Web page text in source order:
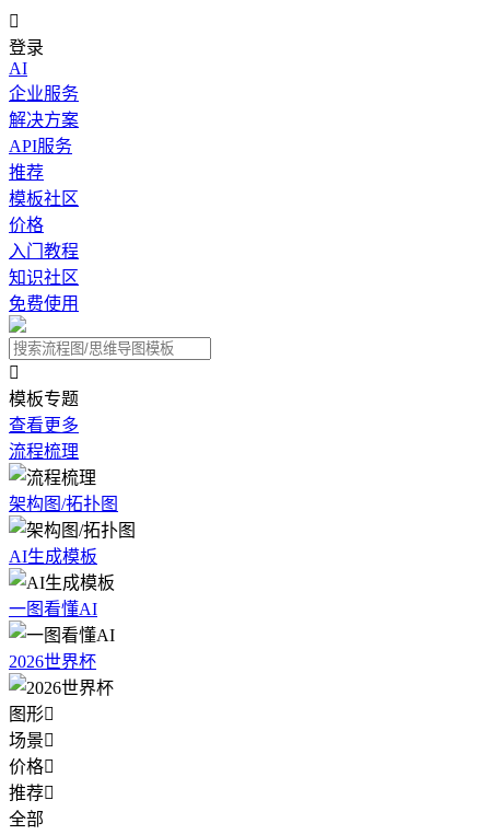

登录
AI
企业服务
解决方案
API服务
推荐
模板社区
价格
入门教程
知识社区
免费使用

模板专题
查看更多
流程梳理
架构图/拓扑图
AI生成模板
一图看懂AI
2026世界杯
图形
场景
价格
推荐
全部